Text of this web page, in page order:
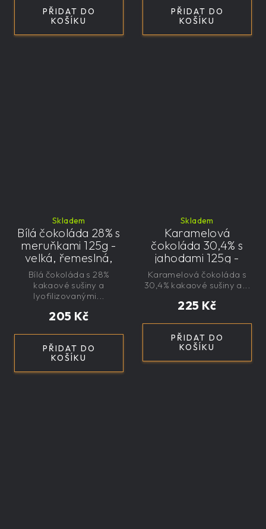
PŘIDAT DO
KOŠÍKU
PŘIDAT DO
KOŠÍKU
Skladem
Bílá čokoláda 28% s
meruňkami 125g -
velká, řemeslná,
exkluzivní, dárková
205 Kč
PŘIDAT DO
KOŠÍKU
Bílá čokoláda s 28%
kakaové sušiny a
lyofilizovanými...
Skladem
Karamelová
čokoláda 30,4% s
jahodami 125g -
velká, řemeslná,
exkluzivní, dárková
225 Kč
PŘIDAT DO
KOŠÍKU
Karamelová čokoláda s
30,4% kakaové sušiny a...